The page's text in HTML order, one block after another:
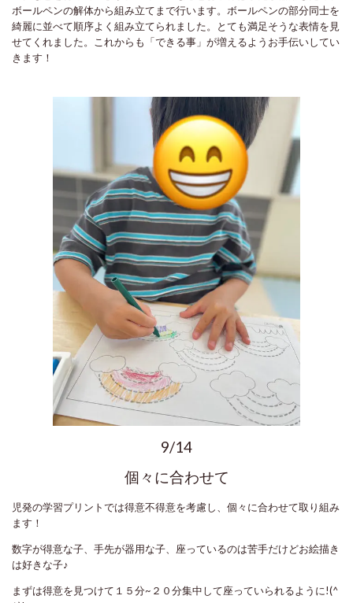
ボールペンの解体から組み立てまで行います。ボールペンの部分同士を
綺麗に並べて順序よく組み立てられました。とても満足そうな表情を見
せてくれました。これからも「できる事」が増えるようお手伝いしてい
きます！
9/14
個々に合わせて
児発の学習プリントでは得意不得意を考慮し、個々に合わせて取り組み
ます！
数字が得意な子、手先が器用な子、座っているのは苦手だけどお絵描き
は好きな子♪
まずは得意を見つけて１５分~２０分集中して座っていられるように!(^